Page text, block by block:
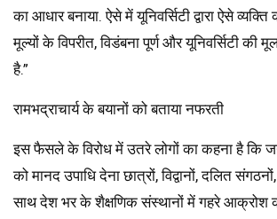
का आधार बनाया. ऐसे में यूनिवर्सिटी द्वारा ऐसे
मूल्यों के विपरीत, विडंबना पूर्ण और यूनिवर्सिटी की
है.”
रामभद्राचार्य के बयानों को बताया नफरती
इस फैसले के विरोध में उतरे लोगों का कहना है कि
को मानद उपाधि देना छात्रों, विद्वानों, दलित
साथ देश भर के शैक्षणिक संस्थानों में गहरे आक्रोश